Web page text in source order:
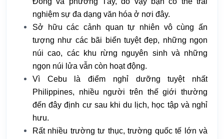
nghiệm sự đa dạng văn hóa ở nơi đây.
Sở hữu các cảnh quan tự nhiên vô cùng ấn
tượng như các bãi biển tuyệt đẹp, những ngọn
núi cao, các khu rừng nguyên sinh và những
ngọn núi lửa vẫn còn hoạt động.
Vì Cebu là điểm nghỉ dưỡng tuyệt nhất
Philippines, nhiều người trên thế giới thường
đến đây định cư sau khi du lịch, học tập và nghỉ
hưu.
Rất nhiều trường tư thục, trường quốc tế lớn và